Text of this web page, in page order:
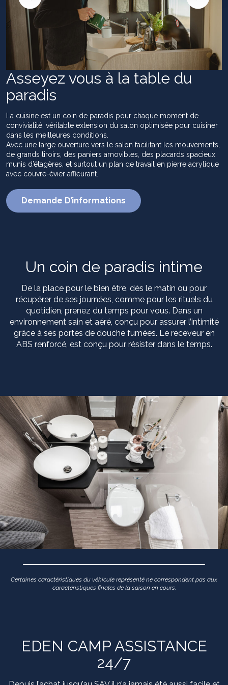
Asseyez vous à la table du
paradis
La cuisine est un coin de paradis pour chaque moment de
convivialité, véritable extension du salon optimisée pour cuisiner
dans les meilleures conditions.
Avec une large ouverture vers le salon facilitant les mouvements,
de grands tiroirs, des paniers amovibles, des placards spacieux
munis d’étagères, et surtout un plan de travail en pierre acrylique
avec couvre-évier affleurant.
Demande D’informations
Un coin de paradis intime
De la place pour le bien être, dès le matin ou pour
récupérer de ses journées, comme pour les rituels du
quotidien, prenez du temps pour vous. Dans un
environnement sain et aéré, conçu pour assurer l’intimité
grâce à ses portes de douche fumées. Le receveur en
ABS renforcé, est conçu pour résister dans le temps.
Certaines caractéristiques du véhicule représenté ne correspondent pas aux
caractéristiques finales de la saison en cours.
EDEN CAMP ASSISTANCE
24/7